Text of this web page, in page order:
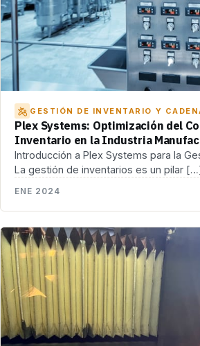
GESTIÓN DE INVENTARIO Y
Plex Systems: Optimización del
Inventario en la Industria
Introducción a Plex Systems para la
La gestión de inventarios es un pilar
ENE 2024